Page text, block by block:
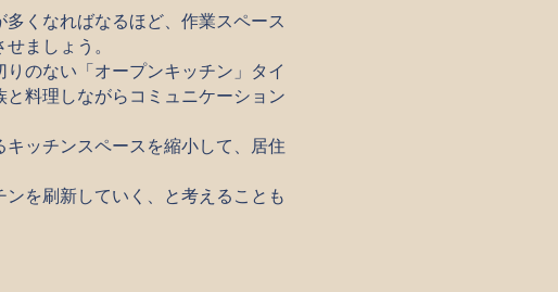
くなればなるほど、作業スペース
ましょう。
のない「オープンキッチン」タイ
料理しながらコミュニケーション
ッチンスペースを縮小して、居住
を刷新していく、と考えることも